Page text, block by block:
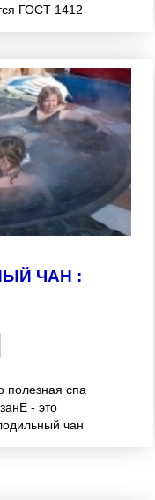
ГОСТ 1412-
ЧАН :
полезная спа
- это
чан